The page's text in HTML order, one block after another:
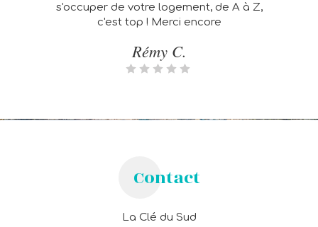
s'occuper de votre logement, de A à Z,
c'est top ! Merci encore
Rémy C.
Contact
La Clé du Sud